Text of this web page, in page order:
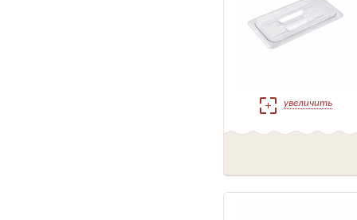
увеличить